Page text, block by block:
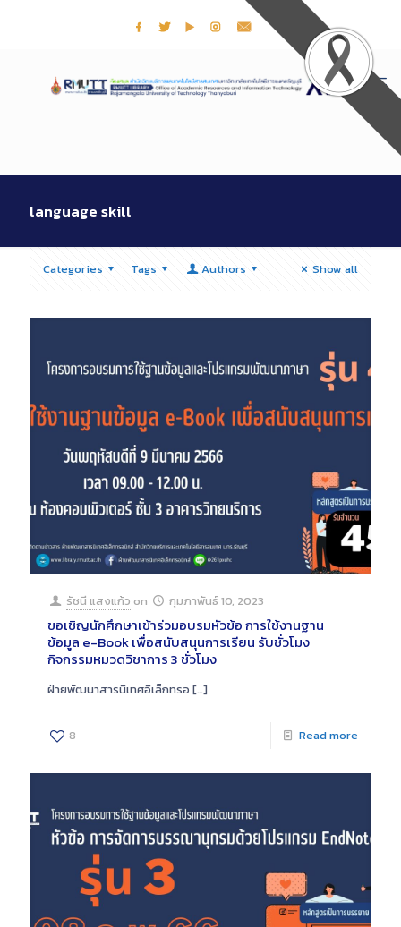
language skill
Categories Tags Authors Show all
รัชนี แสงแก้ว on กุมภาพันธ์ 10, 2023
ขอเชิญนักศึกษาเข้าร่วมอบรมหัวข้อ การใช้งานฐาน
ข้อมูล e-Book เพื่อสนับสนุนการเรียน รับชั่วโมง
กิจกรรมหมวดวิชาการ 3 ชั่วโมง
ฝ่ายพัฒนาสารนิเทศอิเล็กทรอ […]
8 Read more